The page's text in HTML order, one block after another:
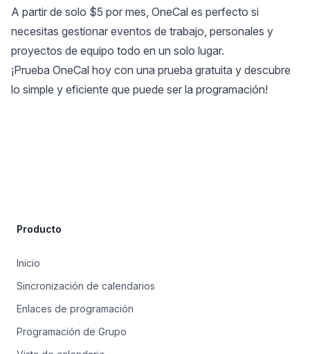
A partir de solo $5 por mes , OneCal es perfecto si
necesitas gestionar eventos de trabajo, personales y
proyectos de equipo todo en un solo lugar.
¡Prueba OneCal hoy con una prueba gratuita y descubre
lo simple y eficiente que puede ser la programación!
Producto
Inicio
Sincronización de calendarios
Enlaces de programación
Programación de Grupo